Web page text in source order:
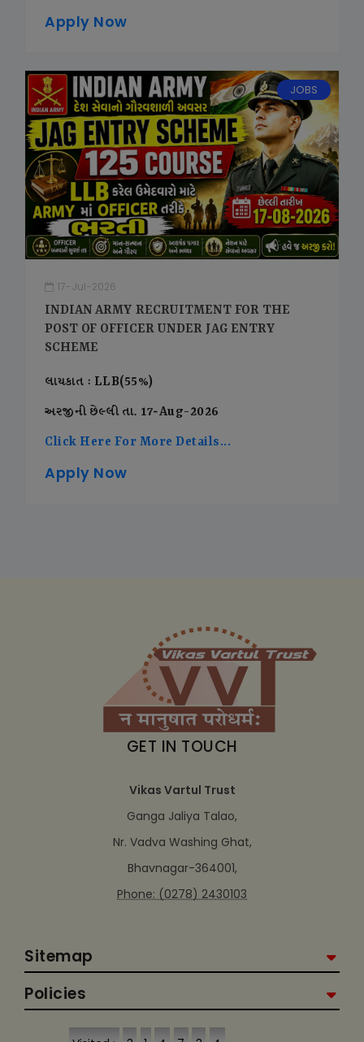
Apply Now
JOBS
17-Jul-2026
INDIAN ARMY RECRUITMENT FOR THE
POST OF OFFICER UNDER JAG ENTRY
SCHEME
લાયકાત : LLB(55%)
અરજીની છેલ્લી તા. 17-Aug-2026
Click Here For More Details...
Apply Now
GET IN TOUCH
Vikas Vartul Trust
Ganga Jaliya Talao,
Nr. Vadva Washing Ghat,
Bhavnagar-364001,
Phone: (0278) 2430103
Sitemap
Policies